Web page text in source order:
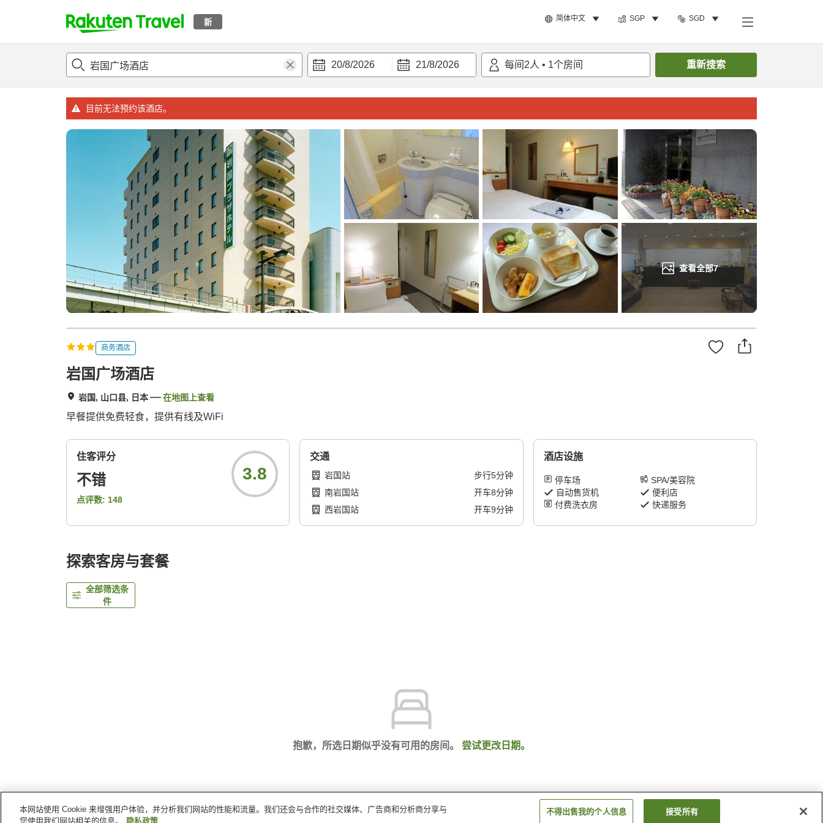
新 简体中文 SGP SGD
t
p
20/8/2026 21/8/2026 每间 2人 • 1个房间 重新搜索
目前无法预约该酒店。
查看全部7
概况 客房及住宿套餐评论 搜索客房
商务酒店
岩国广场酒店
岩国, 山口县, 日本 在地图上查看
早餐提供免费轻食，提供有线及WiFi
住客评分
不错
点评数: 148
3.8
交通
岩国站 步行5分钟
南岩国站
开车8分钟
西岩国站
开车9分钟
酒店设施
停车场
SPA/美容院
自动售货机
便利店
付费洗衣房
快递服务
探索客房与套餐
全部筛选条
件
抱歉，所选日期似乎没有可用的房间。 尝试更改日期。
首页 日本 山口县
本网站使用 Cookie 来增强用户体验，并分析我们网站的性能和流量。我们还会与合作的社交媒体、广告商和分析商分享与
您使用我们网站相关的信息。
隐私政策
不得出售我的个人信息 接受所有